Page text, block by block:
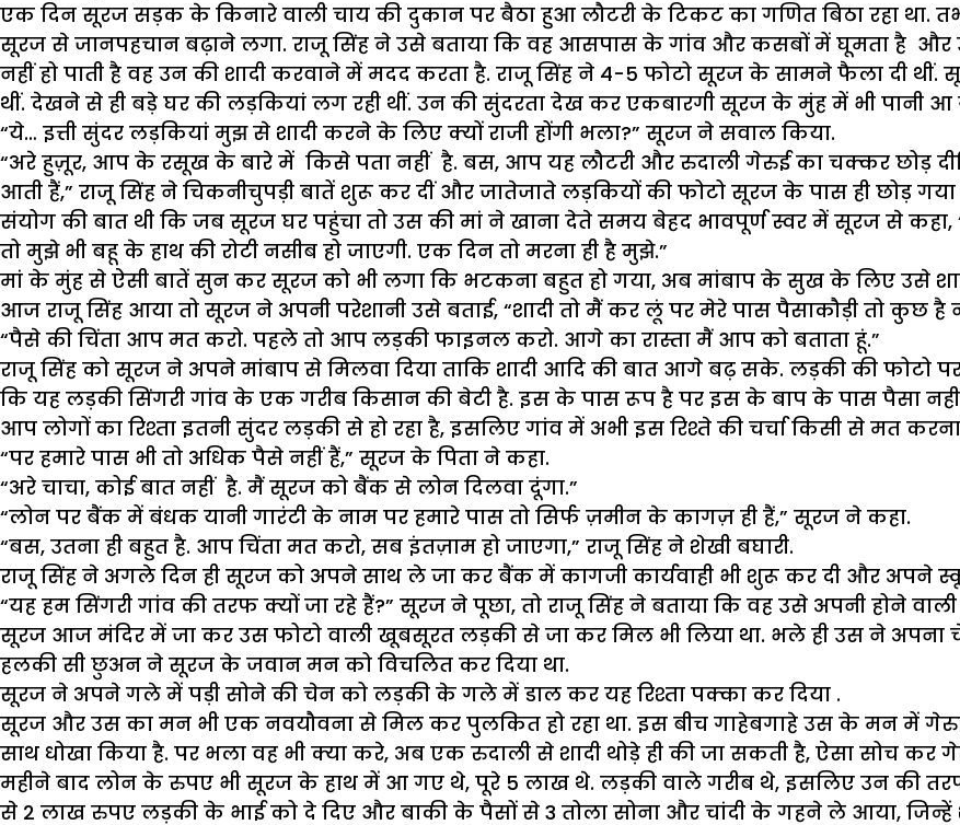
एक दिन सूरज सड़क के किनारे वाली चाय की दुकान पर बैठा हुआ लौटरी के टिकट का गणित बिठा रहा था.
सूरज से जानपहचान बढ़ाने लगा. राजू सिंह ने उसे बताया कि वह आसपास के गांव और कसबों में घूमता है
नहीं हो पाती है वह उन की शादी करवाने में मदद करता है. राजू सिंह ने 4-5 फोटो सूरज के सामने फैला दी
थीं. देखने से ही बड़े घर की लड़कियां लग रही थीं. उन की सुंदरता देख कर एकबारगी सूरज के मुंह में भी पानी आ
“ये… इत्ती सुंदर लड़कियां मुझ से शादी करने के लिए क्यों राजी होंगी भला?” सूरज ने सवाल किया.
“अरे हुज़ूर, आप के रसूख के बारे में किसे पता नहीं है. बस, आप यह लौटरी और रुदाली गेरुई का चक्कर छोड़
आती हैं,” राजू सिंह ने चिकनीचुपड़ी बातें शुरू कर दीं और जातेजाते लड़कियों की फोटो सूरज के पास ही छोड़
संयोग की बात थी कि जब सूरज घर पहुंचा तो उस की मां ने खाना देते समय बेहद भावपूर्ण स्वर में सूरज से कहा,
तो मुझे भी बहू के हाथ की रोटी नसीब हो जाएगी. एक दिन तो मरना ही है मुझे.”
मां के मुंह से ऐसी बातें सुन कर सूरज को भी लगा कि भटकना बहुत हो गया, अब मांबाप के सुख के लिए उसे
आज राजू सिंह आया तो सूरज ने अपनी परेशानी उसे बताई, “शादी तो मैं कर लूं पर मेरे पास पैसाकौड़ी तो कुछ है
“पैसे की चिंता आप मत करो. पहले तो आप लड़की फाइनल करो. आगे का रास्ता मैं आप को बताता हूं.”
राजू सिंह को सूरज ने अपने मांबाप से मिलवा दिया ताकि शादी आदि की बात आगे बढ़ सके. लड़की की फोटो
कि यह लड़की सिंगरी गांव के एक गरीब किसान की बेटी है. इस के पास रूप है पर इस के बाप के पास पैसा नहीं
आप लोगों का रिश्ता इतनी सुंदर लड़की से हो रहा है, इसलिए गांव में अभी इस रिश्ते की चर्चा किसी से मत
“पर हमारे पास भी तो अधिक पैसे नहीं हैं,” सूरज के पिता ने कहा.
“अरे चाचा, कोई बात नहीं है. मैं सूरज को बैंक से लोन दिलवा दूंगा.”
“लोन पर बैंक में बंधक यानी गारंटी के नाम पर हमारे पास तो सिर्फ ज़मीन के कागज़ ही हैं,” सूरज ने कहा.
“बस, उतना ही बहुत है. आप चिंता मत करो, सब इंतज़ाम हो जाएगा,” राजू सिंह ने शेखी बघारी.
राजू सिंह ने अगले दिन ही सूरज को अपने साथ ले जा कर बैंक में कागजी कार्यवाही भी शुरू कर दी और अपने
“यह हम सिंगरी गांव की तरफ क्यों जा रहे हैं?” सूरज ने पूछा, तो राजू सिंह ने बताया कि वह उसे अपनी होने
सूरज आज मंदिर में जा कर उस फोटो वाली खूबसूरत लड़की से जा कर मिल भी लिया था. भले ही उस ने अपना
हलकी सी छुअन ने सूरज के जवान मन को विचलित कर दिया था.
सूरज ने अपने गले में पड़ी सोने की चेन को लड़की के गले में डाल कर यह रिश्ता पक्का कर दिया .
सूरज और उस का मन भी एक नवयौवना से मिल कर पुलकित हो रहा था. इस बीच गाहेबगाहे उस के मन में
साथ धोखा किया है. पर भला वह भी क्या करे, अब एक रुदाली से शादी थोड़े ही की जा सकती है, ऐसा सोच कर
महीने बाद लोन के रुपए भी सूरज के हाथ में आ गए थे, पूरे 5 लाख थे. लड़की वाले गरीब थे, इसलिए उन की
से 2 लाख रुपए लड़की के भाई को दे दिए और बाकी के पैसों से 3 तोला सोना और चांदी के गहने ले आया,